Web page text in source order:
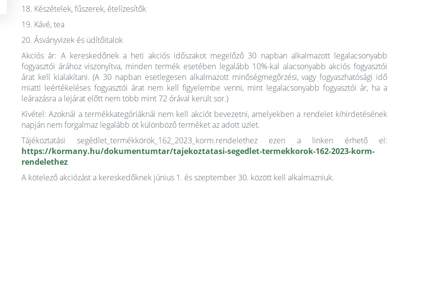
18. Készételek, fűszerek, ételízesítők
19. Kávé, tea
20. Ásványvizek és üdítőitalok
Akciós ár: A kereskedőnek a heti akciós időszakot megelőző 30 napban alkalmazott legalacsonyabb
fogyasztói árához viszonyítva, minden termék esetében legalább 10%-kal alacsonyabb akciós fogyasztói
árat kell kialakítani. (A 30 napban esetlegesen alkalmazott minőségmegőrzési, vagy fogyaszhatósági idő
miatti leértékeléses fogyasztói árat nem kell figyelembe venni, mint legalacsonyabb fogyasztói ár, ha a
leárazásra a lejárat előtt nem több mint 72 órával került sor.)
Kivétel: Azoknál a termékkategóriáknál nem kell akciót bevezetni, amelyekben a rendelet kihirdetésének
napján nem forgalmaz legalább öt különböző terméket az adott üzlet.
Tájékoztatási segédlet_termékkörök_162_2023_korm.rendelethez ezen a linken érhető el:
https://kormany.hu/dokumentumtar/tajekoztatasi-segedlet-termekkorok-162-2023-korm-
rendelethez
A kötelező akciózást a kereskedőknek június 1. és szeptember 30. között kell alkalmazniuk.